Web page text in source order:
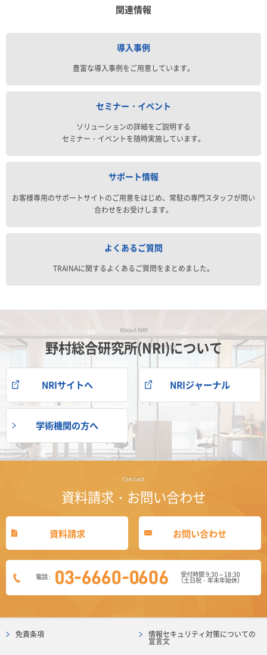
関連情報
導入事例
豊富な導入事例をご用意しています。
セミナー・イベント
ソリューションの詳細をご説明する
セミナー・イベントを随時実施しています。
サポート情報
お客様専用のサポートサイトのご用意をはじめ、常駐の専門スタッフが問い
合わせをお受けします。
よくあるご質問
TRAINAに関するよくあるご質問をまとめました。
野村総合研究所(NRI)について
NRIサイトへ NRIジャーナル
学術機関の方へ
資料請求・お問い合わせ
資料請求 お問い合わせ
電話 : 受付時間 9:30～18:30
（土日祝・年末年始休）
免責条項 情報セキュリティ対策についての
宣言文